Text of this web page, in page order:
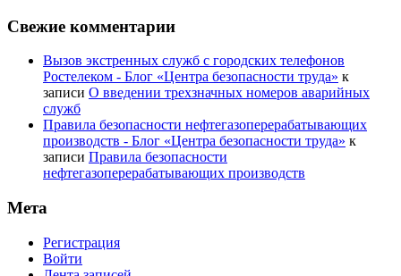
Свежие комментарии
Вызов экстренных служб с городских телефонов
Ростелеком - Блог «Центра безопасности труда» к
записи О введении трехзначных номеров аварийных
служб
Правила безопасности нефтегазоперерабатывающих
производств - Блог «Центра безопасности труда» к
записи Правила безопасности
нефтегазоперерабатывающих производств
Мета
Регистрация
Войти